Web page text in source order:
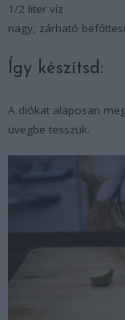
1/2 liter víz
nagy, zárható
Így készítsd:
A diókat alaposan
üvegbe tesszük.